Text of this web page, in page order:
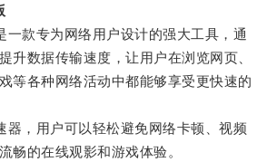
款专为网络用户设计的强大工具，通
升数据传输速度，让用户在浏览网页、
等各种网络活动中都能够享受更快速的
，用户可以轻松避免网络卡顿、视频
畅的在线观影和游戏体验。